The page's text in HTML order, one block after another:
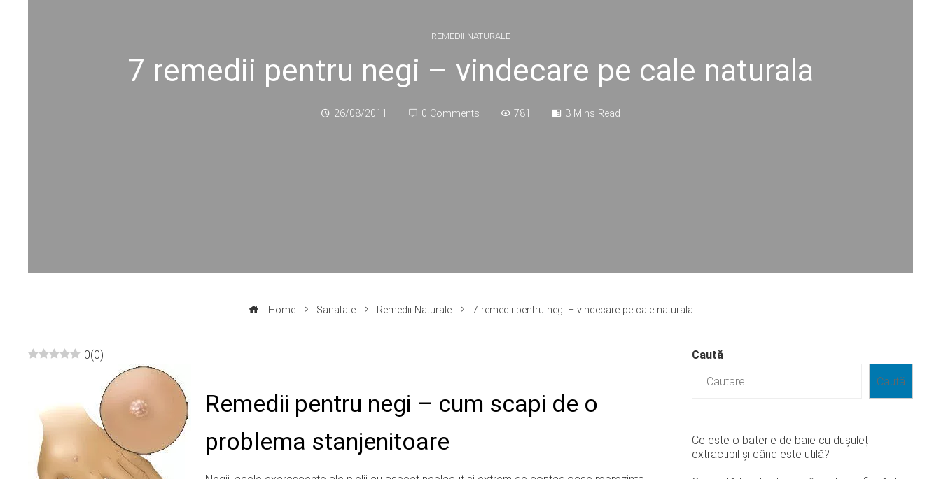
REMEDII NATURALE
7 remedii pentru negi – vindecare pe cale naturala
26/08/2011 0 Comments 781 3 Mins Read
Home Sanatate Remedii Naturale 7 remedii pentru negi – vindecare pe cale naturala
0(0)
Remedii pentru negi – cum scapi de o
problema stanjenitoare
Caută
Caută
Ce este o baterie de baie cu dușuleț
extractibil și când este utilă?